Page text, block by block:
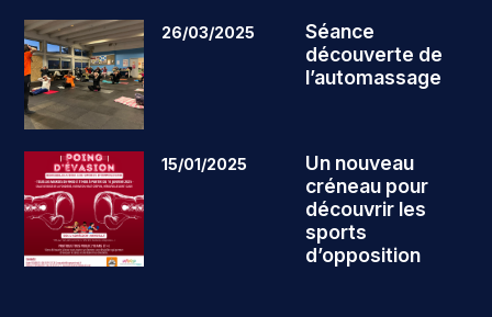
26/03/2025
Séance
découverte de
l’automassage
15/01/2025
Un nouveau
créneau pour
découvrir les
sports
d’opposition